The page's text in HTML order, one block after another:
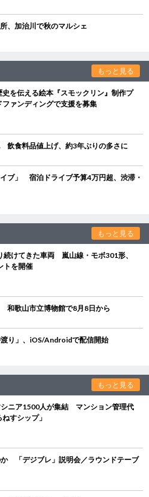
、加治川で秋のマルシェ
もっと見る
を伝える絵本『スモックリン』制作プ
ァンディングで支援を募集
飲食料品値上げ、約3年ぶりの多さに
ブ」 宿泊ドライブ予算4万円超、渋滞・
もっと見る
続けてきた車両 嵐山線・モボ301形、
トを開催
和歌山市立博物館で8月8日から
り」、iOS/Androidで配信開始
もっと見る
シニア1500人が集結 マンション管理代
すシップ」
「デジブレ」説明会／ラウンドテーブ